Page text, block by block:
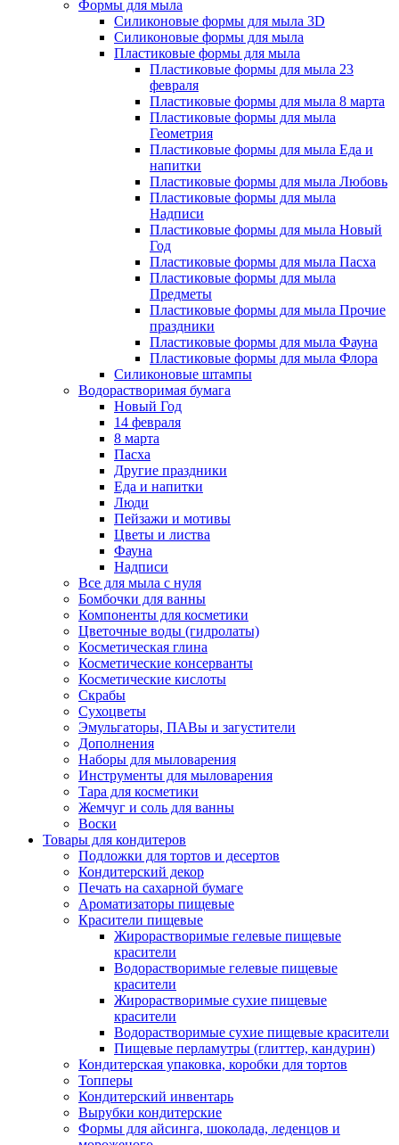
Формы для мыла
Силиконовые формы для мыла 3D
Силиконовые формы для мыла
Пластиковые формы для мыла
Пластиковые формы для мыла 23
февраля
Пластиковые формы для мыла 8 марта
Пластиковые формы для мыла
Геометрия
Пластиковые формы для мыла Еда и
напитки
Пластиковые формы для мыла Любовь
Пластиковые формы для мыла
Надписи
Пластиковые формы для мыла Новый
Год
Пластиковые формы для мыла Пасха
Пластиковые формы для мыла
Предметы
Пластиковые формы для мыла Прочие
праздники
Пластиковые формы для мыла Фауна
Пластиковые формы для мыла Флора
Силиконовые штампы
Водорастворимая бумага
Новый Год
14 февраля
8 марта
Пасха
Другие праздники
Еда и напитки
Люди
Пейзажи и мотивы
Цветы и листва
Фауна
Надписи
Все для мыла с нуля
Бомбочки для ванны
Компоненты для косметики
Цветочные воды (гидролаты)
Косметическая глина
Косметические консерванты
Косметические кислоты
Скрабы
Сухоцветы
Эмульгаторы, ПАВы и загустители
Дополнения
Наборы для мыловарения
Инструменты для мыловарения
Тара для косметики
Жемчуг и соль для ванны
Воски
Товары для кондитеров
Подложки для тортов и десертов
Кондитерский декор
Печать на сахарной бумаге
Ароматизаторы пищевые
Красители пищевые
Жирорастворимые гелевые пищевые
красители
Водорастворимые гелевые пищевые
красители
Жирорастворимые сухие пищевые
красители
Водорастворимые сухие пищевые красители
Пищевые перламутры (глиттер, кандурин)
Кондитерская упаковка, коробки для тортов
Топперы
Кондитерский инвентарь
Вырубки кондитерские
Формы для айсинга, шоколада, леденцов и